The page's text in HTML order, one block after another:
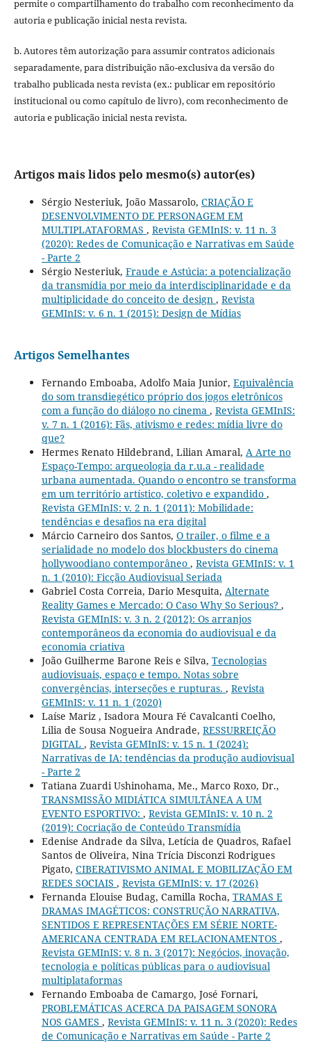
permite o compartilhamento do trabalho com reconhecimento da
autoria e publicação inicial nesta revista.
b. Autores têm autorização para assumir contratos adicionais
separadamente, para distribuição não-exclusiva da versão do
trabalho publicada nesta revista (ex.: publicar em repositório
institucional ou como capítulo de livro), com reconhecimento de
autoria e publicação inicial nesta revista.
Artigos mais lidos pelo mesmo(s) autor(es)
Sérgio Nesteriuk, João Massarolo, CRIAÇÃO E
DESENVOLVIMENTO DE PERSONAGEM EM
MULTIPLATAFORMAS , Revista GEMInIS: v. 11 n. 3
(2020): Redes de Comunicação e Narrativas em Saúde
- Parte 2
Sérgio Nesteriuk, Fraude e Astúcia: a potencialização
da transmídia por meio da interdisciplinaridade e da
multiplicidade do conceito de design , Revista
GEMInIS: v. 6 n. 1 (2015): Design de Mídias
Artigos Semelhantes
Fernando Emboaba, Adolfo Maia Junior, Equivalência
do som transdiegético próprio dos jogos eletrônicos
com a função do diálogo no cinema , Revista GEMInIS:
v. 7 n. 1 (2016): Fãs, ativismo e redes: mídia livre do
que?
Hermes Renato Hildebrand, Lilian Amaral, A Arte no
Espaço-Tempo: arqueologia da r.u.a - realidade
urbana aumentada. Quando o encontro se transforma
em um território artístico, coletivo e expandido ,
Revista GEMInIS: v. 2 n. 1 (2011): Mobilidade:
tendências e desafios na era digital
Márcio Carneiro dos Santos, O trailer, o filme e a
serialidade no modelo dos blockbusters do cinema
hollywoodiano contemporâneo , Revista GEMInIS: v. 1
n. 1 (2010): Ficção Audiovisual Seriada
Gabriel Costa Correia, Dario Mesquita, Alternate
Reality Games e Mercado: O Caso Why So Serious? ,
Revista GEMInIS: v. 3 n. 2 (2012): Os arranjos
contemporâneos da economia do audiovisual e da
economia criativa
João Guilherme Barone Reis e Silva, Tecnologias
audiovisuais, espaço e tempo. Notas sobre
convergências, interseções e rupturas. , Revista
GEMInIS: v. 11 n. 1 (2020)
Laíse Mariz , Isadora Moura Fé Cavalcanti Coelho,
Lilia de Sousa Nogueira Andrade, RESSURREIÇÃO
DIGITAL , Revista GEMInIS: v. 15 n. 1 (2024):
Narrativas de IA: tendências da produção audiovisual
- Parte 2
Tatiana Zuardi Ushinohama, Me., Marco Roxo, Dr.,
TRANSMISSÃO MIDIÁTICA SIMULTÂNEA A UM
EVENTO ESPORTIVO: , Revista GEMInIS: v. 10 n. 2
(2019): Cocriação de Conteúdo Transmídia
Edenise Andrade da Silva, Letícia de Quadros, Rafael
Santos de Oliveira, Nina Trícia Disconzi Rodrigues
Pigato, CIBERATIVISMO ANIMAL E MOBILIZAÇÃO EM
REDES SOCIAIS , Revista GEMInIS: v. 17 (2026)
Fernanda Elouise Budag, Camilla Rocha, TRAMAS E
DRAMAS IMAGÉTICOS: CONSTRUÇÃO NARRATIVA,
SENTIDOS E REPRESENTAÇÕES EM SÉRIE NORTE-
AMERICANA CENTRADA EM RELACIONAMENTOS ,
Revista GEMInIS: v. 8 n. 3 (2017): Negócios, inovação,
tecnologia e políticas públicas para o audiovisual
multiplataformas
Fernando Emboaba de Camargo, José Fornari,
PROBLEMÁTICAS ACERCA DA PAISAGEM SONORA
NOS GAMES , Revista GEMInIS: v. 11 n. 3 (2020): Redes
de Comunicação e Narrativas em Saúde - Parte 2